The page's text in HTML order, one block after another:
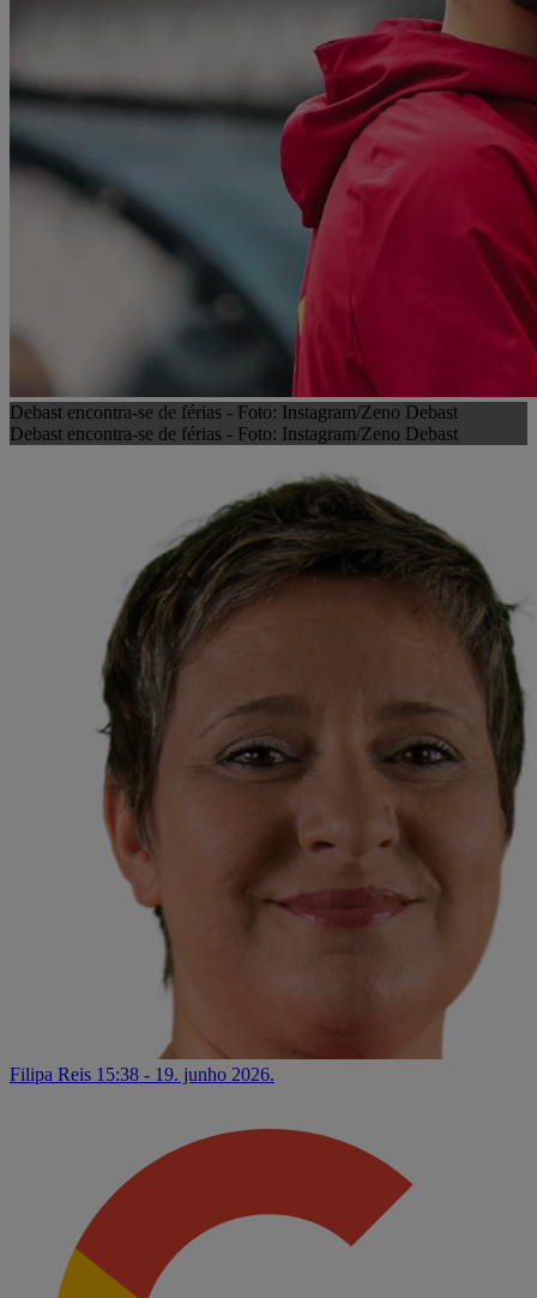
Debast encontra-se de férias - Foto: Instagram/Zeno Debast
Debast encontra-se de férias - Foto: Instagram/Zeno Debast
Filipa Reis 15:38 - 19. junho 2026.